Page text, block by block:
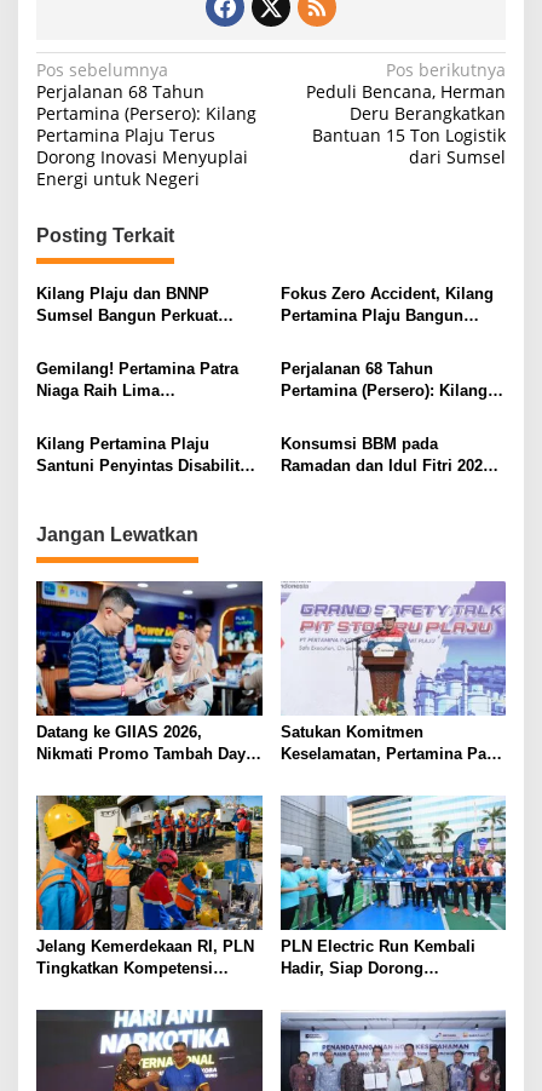
N
a
v
i
a
s
i
o
Pos sebelumnya
Perjalanan 68 Tahun
Pertamina (Persero): Kilang
Pertamina Plaju Terus
Dorong Inovasi Menyuplai
Energi untuk Negeri
Pos berikutnya
Peduli Bencana, Herman
Deru Berangkatkan
Bantuan 15 Ton Logistik
dari Sumsel
Posting Terkait
Kilang Plaju dan BNNP
Sumsel Bangun Perkuat
Kerja Bebas Narkoba
Fokus Zero Accident, Kilang
Pertamina Plaju Bangun
Gemilang! Pertamina Patra
Niaga Raih Lima
dalam Indonesia Marketing
Competition 2025
Perjalanan 68 Tahun
Pertamina (Persero): Kilang
Dorong Inovasi Menyuplai
Energi untuk Negeri
Kilang Pertamina Plaju
Santuni Penyintas Disabilitas
Konsumsi BBM pada
Ramadan dan Idul Fitri 2025
Jangan Lewatkan
Datang ke GIIAS 2026,
Nikmati Promo Tambah Daya
Satukan Komitmen
Keselamatan, Pertamina Patra
Grand Safety Talk Sukseskan
Pit Stop Tahap II 2026
Jelang Kemerdekaan RI, PLN
Tingkatkan Kompetensi
Keandalan Listrik di Tais
PLN Electric Run Kembali
Hadir, Siap Dorong
Transisi Energi